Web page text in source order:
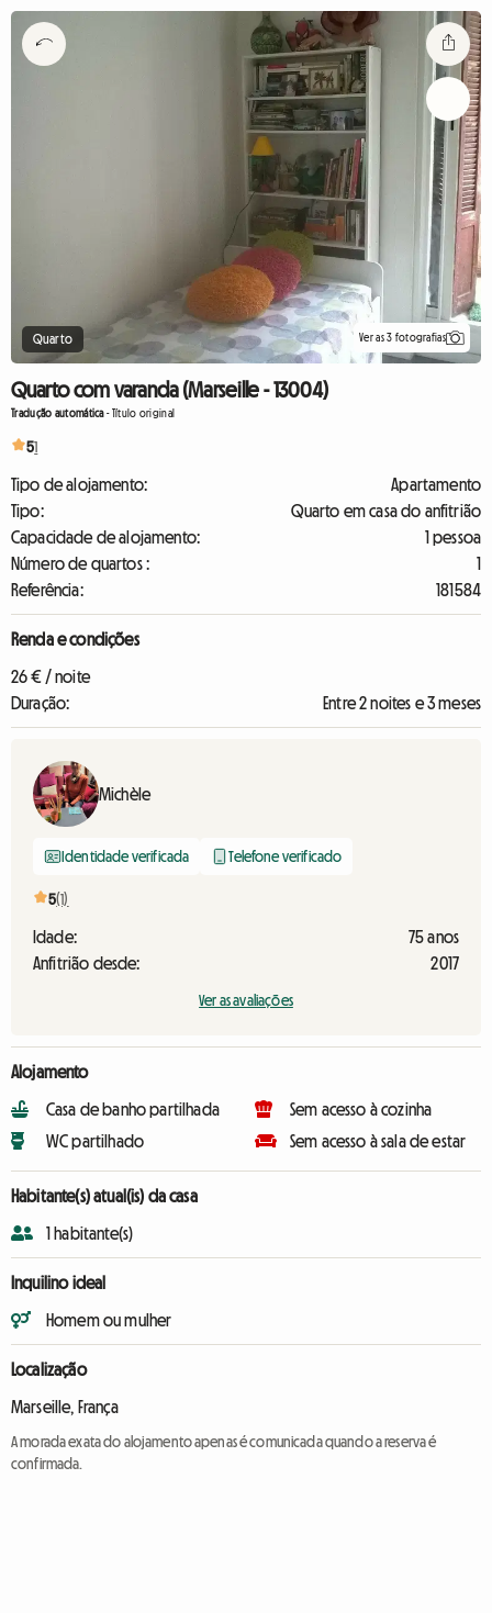
Quarto Ver as 3 fotografias
Quarto com varanda (Marseille - 13004)
Tradução automática-Título original
51
Tipo de alojamento:
Apartamento
Tipo:
Quarto em casa do anfitrião
Capacidade de alojamento:
1 pessoa
Número de quartos :
1
Referência:
181584
Renda e condições
26 € / noite
Duração:
Entre 2 noites e 3 meses
Michèle
Identidade verificada Telefone verificado
5(1)
Idade:
75 anos
Anfitrião desde:
2017
Ver as avaliações
Alojamento
Casa de banho partilhada
WC partilhado
Sem acesso à cozinha
Sem acesso à sala de estar
Habitante(s) atual(is) da casa
1 habitante(s)
Inquilino ideal
Homem ou mulher
Localização
Marseille, França
A morada exata do alojamento apenas é comunicada quando a reserva é
confirmada.